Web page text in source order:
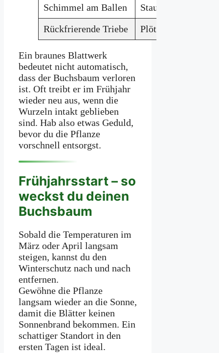
Schimmel am Ballen
Staunässe
Rückfrierende Triebe
Plötzliche Kälte
Ein braunes Blattwerk
bedeutet nicht automatisch,
dass der Buchsbaum verloren
ist. Oft treibt er im Frühjahr
wieder neu aus, wenn die
Wurzeln intakt geblieben
sind. Hab also etwas Geduld,
bevor du die Pflanze
vorschnell entsorgst.
Frühjahrsstart – so
weckst du deinen
Buchsbaum
Sobald die Temperaturen im
März oder April langsam
steigen, kannst du den
Winterschutz nach und nach
entfernen.
Gewöhne die Pflanze
langsam wieder an die Sonne,
damit die Blätter keinen
Sonnenbrand bekommen. Ein
schattiger Standort in den
ersten Tagen ist ideal.